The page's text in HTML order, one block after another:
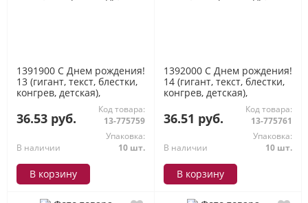
1391900 С Днем рождения!
13 (гигант, текст, блестки,
конгрев, детская),
36.53 руб.
Код товара:
13-775759
В наличии
Упаковка:
10 шт.
В корзину
1392000 С Днем рождения!
14 (гигант, текст, блестки,
конгрев, детская),
36.51 руб.
Код товара:
13-775761
В наличии
Упаковка:
10 шт.
В корзину